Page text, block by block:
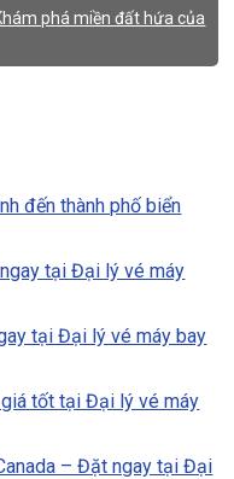
phá miền đất hứa của
đến thành phố biển
tại Đại lý vé máy
tại Đại lý vé máy bay
tốt tại Đại lý vé máy
– Đặt ngay tại Đại